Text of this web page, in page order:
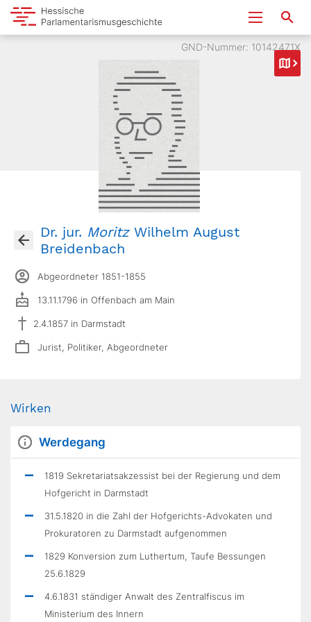
GND-Nummer: 10142471X
Dr. jur. MoritzWilhelm August
Breidenbach
Abgeordneter 1851-1855
13.11.1796 in Offenbach am Main
2.4.1857 in Darmstadt
Jurist, Politiker, Abgeordneter
Wirken
Werdegang
1819 Sekretariatsakzessist bei der Regierung und dem
Hofgericht in Darmstadt
31.5.1820 in die Zahl der Hofgerichts-Advokaten und
Prokuratoren zu Darmstadt aufgenommen
1829 Konversion zum Luthertum, Taufe Bessungen
25.6.1829
4.6.1831 ständiger Anwalt des Zentralfiscus im
Ministerium des Innern